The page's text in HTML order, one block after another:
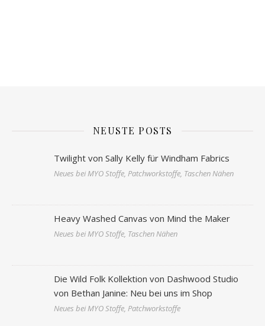
NEUSTE POSTS
Twilight von Sally Kelly für Windham Fabrics
Neues bei MYO Stoffe, Patchworkstoffe, Taschen Nähen
Heavy Washed Canvas von Mind the Maker
Neues bei MYO Stoffe, Taschen Nähen
Die Wild Folk Kollektion von Dashwood Studio
von Bethan Janine: Neu bei uns im Shop
Neues bei MYO Stoffe, Patchworkstoffe